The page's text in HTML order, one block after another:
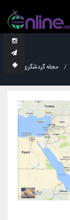
مجله گردشگری